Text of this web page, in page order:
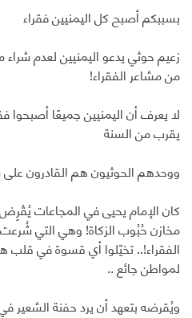
بسببكم أصبح كل اليمنيين فقراء
زعيم حوثي يدعو اليمنيين لعدم
من مشاعر الفقراء!
لا يعرف أن اليمنيين جميعًا أصبحوا
يقرب من السنة
ووحدهم الحوثيون هم القادرون على
كان الإمام يحيى في المجاعات يُقْرِض
مخازن حُبُوب الزكاة! وهي التي
الفقراء!.. تخيّلوا أي قسوة في قلب
لمواطن جائع ..
ويُقرضه بتعهد أن يرد حفنة الشعير